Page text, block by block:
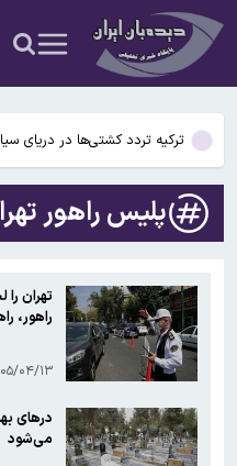
غیرمجاز
پاکستان هزینه انبارداری کانتینرهای ایرانی را
زاهدشهر فارس لرزید
ترکیه تردد کشتی‌ها در دریای
تونل توحید از بامداد
نزولی شدن رشد سالانه مصرف
پاکستان هزینه انبارداری کانتینرهای ایرانی را
پلیس راهور
تهران
راهور،
۱۴۰۵/
می‌شود